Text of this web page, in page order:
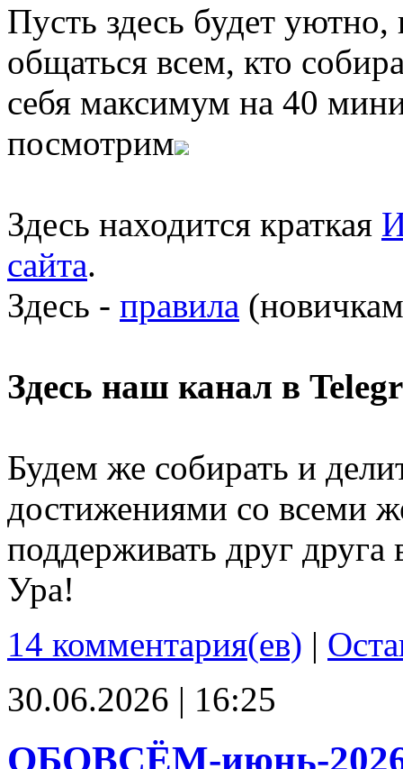
Пусть здесь будет
общаться всем, кто
себя максимум на 40
посмотрим
Здесь находится краткая
сайта.
Здесь - правила
Здесь наш канал в
Будем же собирать и
достижениями со всеми
поддерживать друг
Ура!
14 комментария(ев) |
30.06.2026 | 16:25
ОБОВСЁМ-июнь-